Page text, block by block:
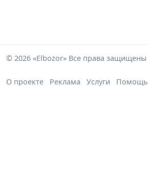
© 2026 «Elbozor» Все права защищены
О проекте Реклама Услуги Помощь